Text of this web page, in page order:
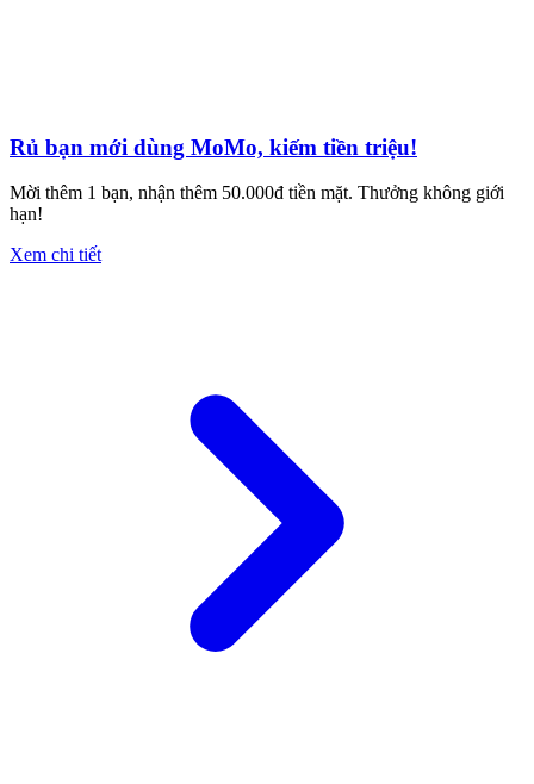
Rủ bạn mới dùng MoMo, kiếm tiền triệu!
Mời thêm 1 bạn, nhận thêm 50.000đ tiền mặt. Thưởng không giới
hạn!
Xem chi tiết